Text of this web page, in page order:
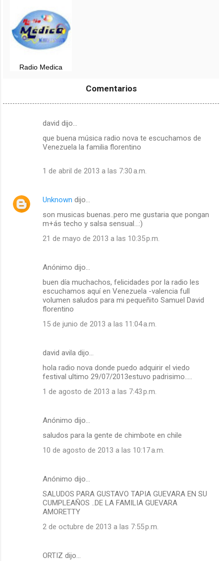
Radio Medica
Comentarios
t
a
david dijo…
que buena música radio nova te escuchamos de
Venezuela la familia florentino
1 de abril de 2013 a las 7:30 a.m.
Unknown dijo…
son musicas buenas..pero me gustaria que pongan
m+ás techo y salsa sensual...:)
21 de mayo de 2013 a las 10:35 p.m.
Anónimo dijo…
buen día muchachos, felicidades por la radio les
escuchamos aquí en Venezuela -valencia full
volumen saludos para mi pequeñito Samuel David
florentino
15 de junio de 2013 a las 11:04 a.m.
david avila dijo…
hola radio nova donde puedo adquirir el viedo
festival ultimo 29/07/2013estuvo padrisimo.....
1 de agosto de 2013 a las 7:43 p.m.
Anónimo dijo…
saludos para la gente de chimbote en chile
10 de agosto de 2013 a las 10:17 a.m.
Anónimo dijo…
SALUDOS PARA GUSTAVO TAPIA GUEVARA EN SU
CUMPLEAÑOS ..DE LA FAMILIA GUEVARA
AMORETTY
2 de octubre de 2013 a las 7:55 p.m.
ORTIZ dijo…